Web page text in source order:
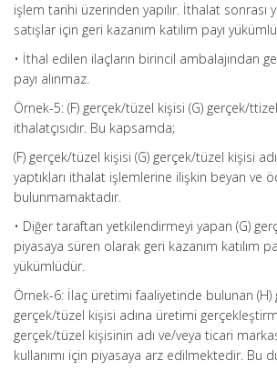
işlem tarihi üzerinden yapılır. İthalat sonrası
satışlar için geri kazanım katılım payı
• İthal edilen ilaçların birincil ambalajından
payı alınmaz.
Örnek-5: (F) gerçek/tüzel kişisi (G) gerçek/
ithalatçısıdır. Bu kapsamda;
(F) gerçek/tüzel kişisi (G) gerçek/tüzel kişisi
yaptıkları ithalat işlemlerine ilişkin beyan ve
bulunmamaktadır.
• Diğer taraftan yetkilendirmeyi yapan (G)
piyasaya süren olarak geri kazanım katılım
yükümlüdür.
Örnek-6: İlaç üretimi faaliyetinde bulunan (H)
gerçek/tüzel kişisi adına üretimi
gerçek/tüzel kişisinin adı ve/veya ticari
kullanımı için piyasaya arz edilmektedir. Bu